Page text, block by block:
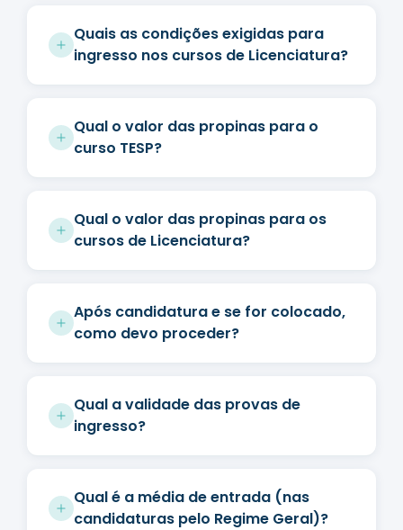
Quais as condições exigidas para
ingresso nos cursos de Licenciatura?
Qual o valor das propinas para o
curso TESP?
Qual o valor das propinas para os
cursos de Licenciatura?
Após candidatura e se for colocado,
como devo proceder?
Qual a validade das provas de
ingresso?
Qual é a média de entrada (nas
candidaturas pelo Regime Geral)?